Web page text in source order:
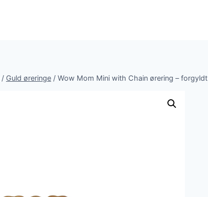
/ Guld øreringe / Wow Mom Mini with Chain ørering – forgyldt